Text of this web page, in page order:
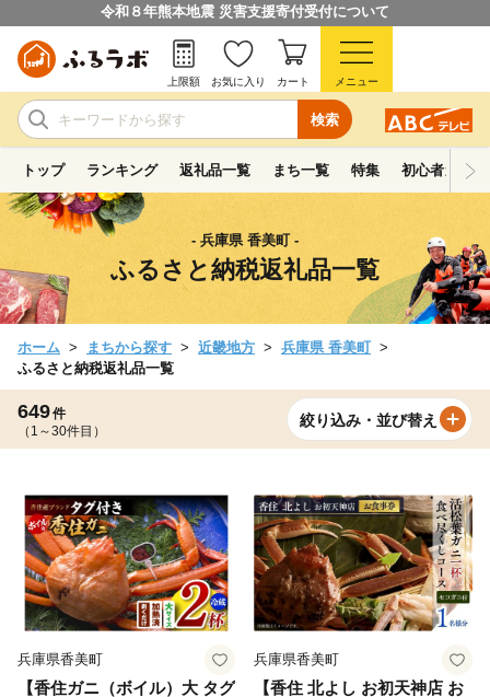
令和８年熊本地震 災害支援寄付受付について
検索
上限額 お気に入り カート メニュー
トップ ランキング 返礼品一覧 まち一覧 特集 初心者ガイド
- 兵庫県 香美町 -
ふるさと納税返礼品一覧
ホーム まちから探す 近畿地方
兵庫県 香美町
ふるさと納税返礼品一覧
649件
（1～30件目）
絞り込み・並び替え
兵庫県香美町
【香住ガニ（ボイル）大 タグ
兵庫県香美町
【香住 北よし お初天神店 お